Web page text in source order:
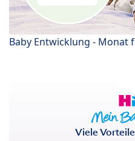
Baby Entwicklung - Monat
Viele